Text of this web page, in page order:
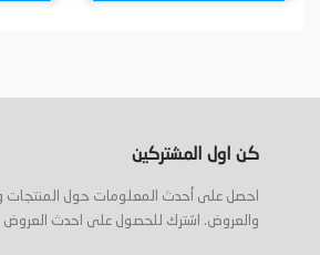
كن اول المشتركين
احصل على أحدث المعلومات حول المنتجات
والعروض. اشترك للحصول على احدث العروض